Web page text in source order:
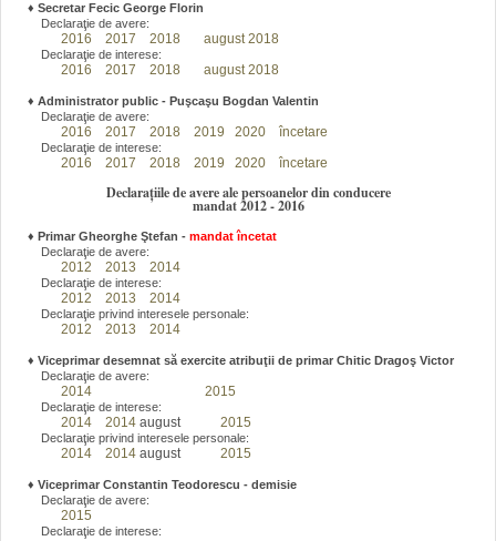
♦ Secretar Fecic George Florin
Declaraţie de avere:
2016 2017 2018 august 2018
Declaraţie de interese:
2016 2017 2018 august 2018
♦ Administrator public - Puşcaşu Bogdan Valentin
Declaraţie de avere:
2016 2017 2018 2019 2020 încetare
Declaraţie de interese:
2016 2017 2018 2019 2020 încetare
Declarațiile de avere ale persoanelor din conducere
mandat 2012 - 2016
♦ Primar Gheorghe Ştefan - mandat încetat
Declaraţie de avere:
2012 2013 2014
Declaraţie de interese:
2012 2013 2014
Declaraţie privind interesele personale:
2012 2013 2014
♦ Viceprimar desemnat să exercite atribuţii de primar Chitic Dragoş Victor
Declaraţie de avere:
2014 2015
Declaraţie de interese:
2014 2014 august 2015
Declaraţie privind interesele personale:
2014 2014 august 2015
♦ Viceprimar Constantin Teodorescu - demisie
Declaraţie de avere:
2015
Declaraţie de interese: